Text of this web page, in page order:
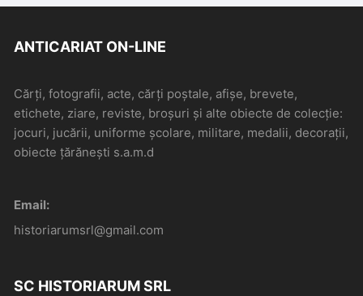
ANTICARIAT ON-LINE
Cărți, fotografii, acte, cărți poștale, afișe, brevete,
etichete, ziare, reviste, broșuri și alte obiecte de colecție:
jocuri, jucării, uniforme școlare, militare, medalii, decorații,
obiecte țărănești s.a.m.d
Email:
historiarumsrl@gmail.com
SC HISTORIARUM SRL